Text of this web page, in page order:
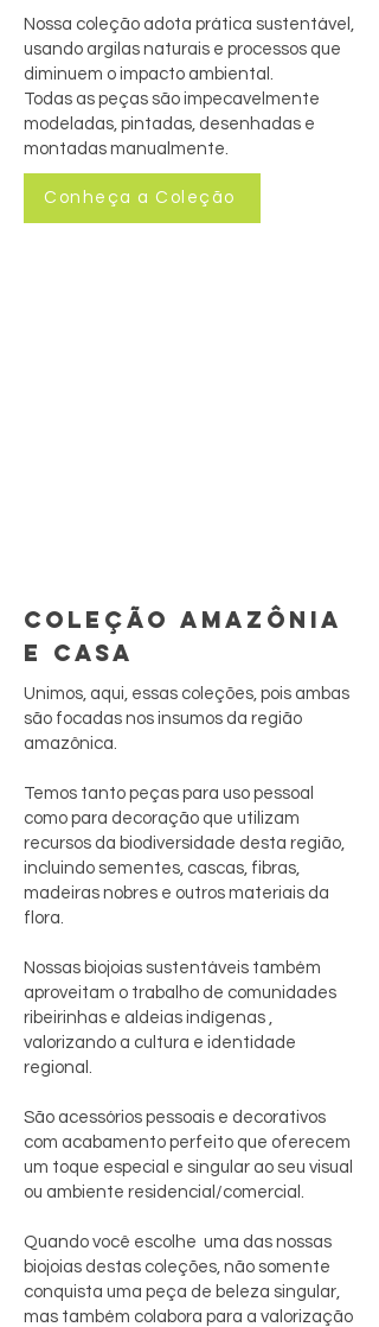
Nossa coleção adota prática sustentável,
usando argilas naturais e processos que
diminuem o impacto ambiental.
Todas as peças são impecavelmente
modeladas, pintadas, desenhadas e
montadas manualmente.
Conheça a Coleção
COLEÇÃO AMAZÔNIA
E CASA
Unimos, aqui, essas coleções, pois ambas
são focadas nos insumos da região
amazônica.
Temos tanto peças para uso pessoal
como para decoração que utilizam
recursos da biodiversidade desta região,
incluindo sementes, cascas, fibras,
madeiras nobres e outros materiais da
flora.
Nossas biojoias sustentáveis também
aproveitam o trabalho de comunidades
ribeirinhas e aldeias indígenas ,
valorizando a cultura e identidade
regional.
São acessórios pessoais e decorativos
com acabamento perfeito que oferecem
um toque especial e singular ao seu visual
ou ambiente residencial/comercial.
Quando você escolhe uma das nossas
biojoias destas coleções, não somente
conquista uma peça de beleza singular,
mas também colabora para a valorização